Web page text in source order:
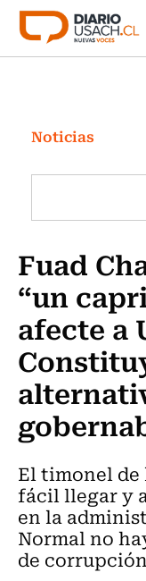
Click acá para ir
Investigación
Cultura
Programas
Noticias
Fuad
“un
afecte a
El timonel de
fácil llegar y
en la
Normal no
de